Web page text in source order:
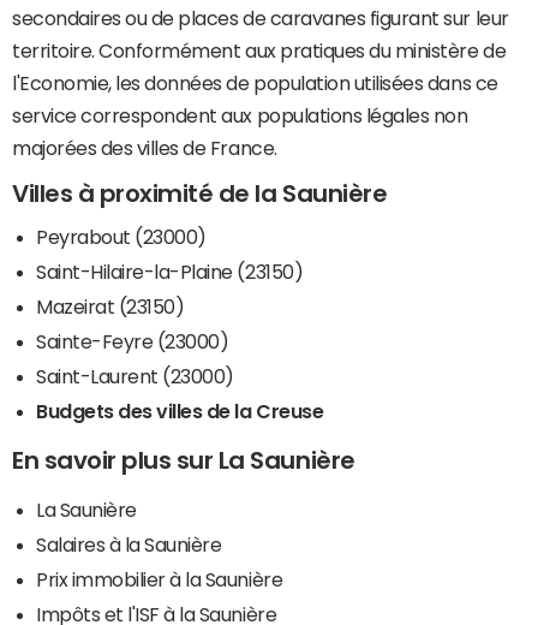
secondaires ou de places de caravanes figurant sur leur
territoire. Conformément aux pratiques du ministère de
l'Economie, les données de population utilisées dans ce
service correspondent aux populations légales non
majorées des villes de France.
Villes à proximité de la Saunière
Peyrabout (23000)
Saint-Hilaire-la-Plaine (23150)
Mazeirat (23150)
Sainte-Feyre (23000)
Saint-Laurent (23000)
Budgets des villes de la Creuse
En savoir plus sur La Saunière
La Saunière
Salaires à la Saunière
Prix immobilier à la Saunière
Impôts et l'ISF à la Saunière